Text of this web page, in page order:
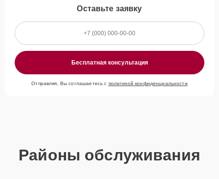
Оставьте заявку
Бесплатная консультация
Отправляя, Вы соглашаетесь с политикой конфиденциальности
Районы обслуживания